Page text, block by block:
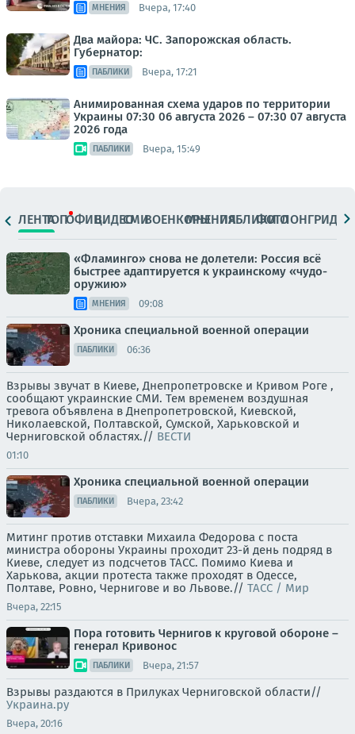
МНЕНИЯ Вчера, 17:40
Два майора: ЧС. Запорожская область.
Губернатор:
ПАБЛИКИ Вчера, 17:21
Анимированная схема ударов по территории
Украины 07:30 06 августа 2026 – 07:30 07 августа
2026 года
ПАБЛИКИ Вчера, 15:49
ЛЕНТАТОПОФИЦ.ВИДЕОСМИВОЕНКОРЫМНЕНИЯПАБЛИКИ
ФОТОЛОНГРИДЫ
«Фламинго» снова не долетели: Россия всё
быстрее адаптируется к украинскому «чудо-
оружию»
МНЕНИЯ 09:08
Хроника специальной военной операции
ПАБЛИКИ 06:36
Взрывы звучат в Киеве, Днепропетровске и Кривом Роге ,
сообщают украинские СМИ. Тем временем воздушная
тревога объявлена в Днепропетровской, Киевской,
Николаевской, Полтавской, Сумской, Харьковской и
Черниговской областях.// ВЕСТИ
01:10
Хроника специальной военной операции
ПАБЛИКИ Вчера, 23:42
Митинг против отставки Михаила Федорова с поста
министра обороны Украины проходит 23-й день подряд в
Киеве, следует из подсчетов ТАСС. Помимо Киева и
Харькова, акции протеста также проходят в Одессе,
Полтаве, Ровно, Чернигове и во Львове.// ТАСС / Мир
Вчера, 22:15
Пора готовить Чернигов к круговой обороне –
генерал Кривонос
ПАБЛИКИ Вчера, 21:57
Взрывы раздаются в Прилуках Черниговской области//
Украина.ру
Вчера, 20:16